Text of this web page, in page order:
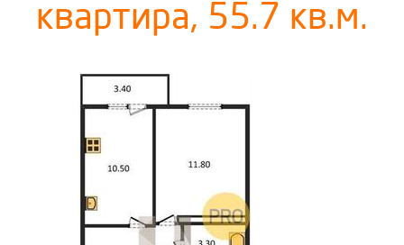
квартира, 55.7 кв.м.